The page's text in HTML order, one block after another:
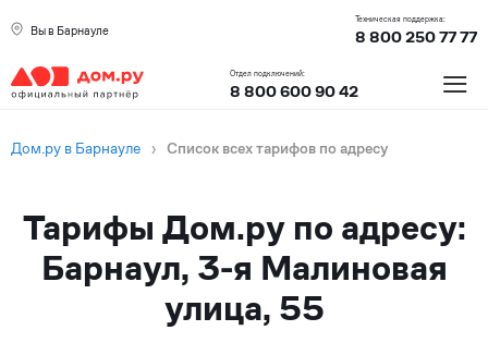
Вы в Барнауле
Техническая поддержка:
8 800 250 77 77
Отдел подключений:
8 800 600 90 42 ≡
Дом.ру в Барнауле › Список всех тарифов по адресу
Тарифы Дом.ру по адресу:
Барнаул, 3-я Малиновая
улица, 55